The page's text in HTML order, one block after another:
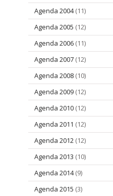
Agenda 2004(11)
Agenda 2005 (12)
Agenda 2006 (11)
Agenda 2007 (12)
Agenda 2008 (10)
Agenda 2009 (12)
Agenda 2010 (12)
Agenda 2011 (12)
Agenda 2012 (12)
Agenda 2013 (10)
Agenda 2014(9)
Agenda 2015 (3)